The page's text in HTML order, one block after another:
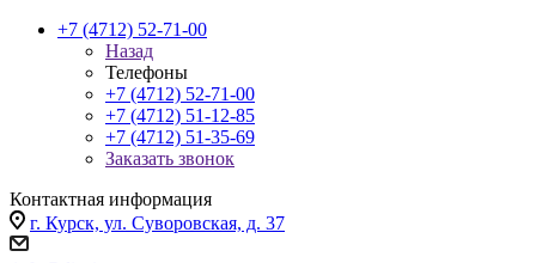
+7 (4712) 52-71-00
Назад
Телефоны
+7 (4712) 52-71-00
+7 (4712) 51-12-85
+7 (4712) 51-35-69
Заказать звонок
Контактная информация
г. Курск, ул. Суворовская, д. 37